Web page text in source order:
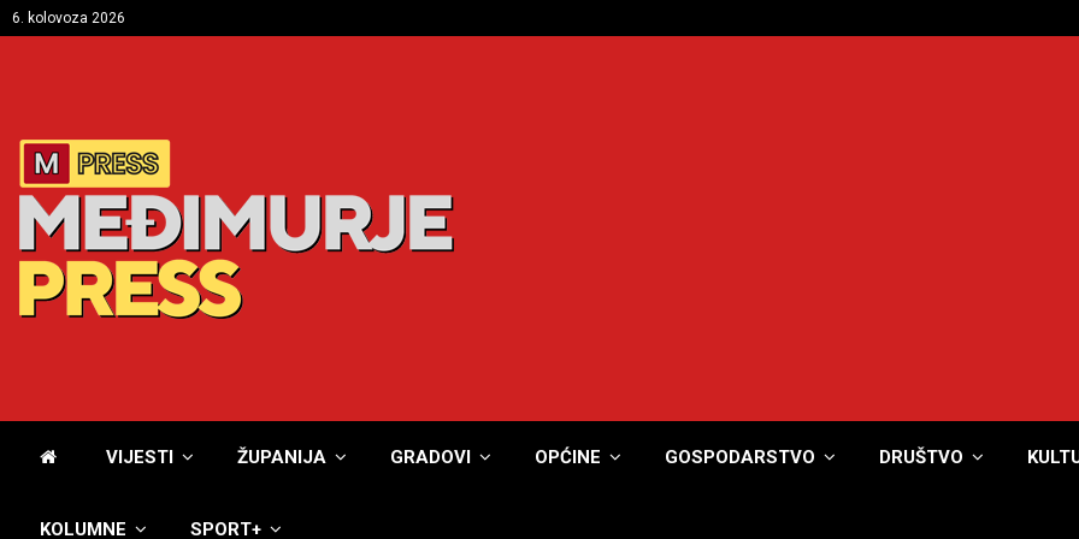
6. kolovoza 2026
VIJESTI ŽUPANIJA GRADOVI OPĆINE GOSPODARSTVO DRUŠTVO
KOLUMNE SPORT+